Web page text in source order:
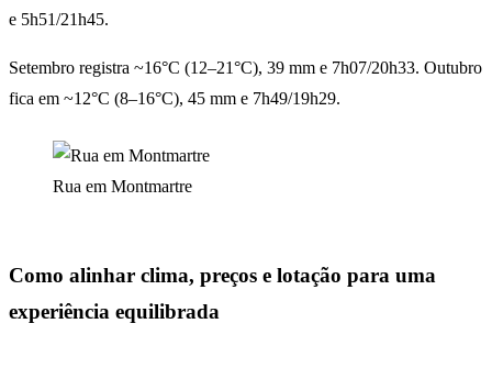
e 5h51/21h45.
Setembro registra ~16°C (12–21°C), 39 mm e 7h07/20h33. Outubro
fica em ~12°C (8–16°C), 45 mm e 7h49/19h29.
Rua em Montmartre
Como alinhar clima, preços e lotação para uma
experiência equilibrada